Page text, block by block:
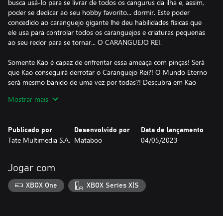
busca usá-lo para se livrar de todos os cangurus da ilha e, assim,
poder se dedicar ao seu hobby favorito... dormir. Este poder
concedido ao caranguejo gigante lhe deu habilidades físicas que
ele usa para controlar todos os caranguejos e criaturas pequenas
ao seu redor para se tornar... O CARANGUEJO REI.
Somente Kao é capaz de enfrentar essa ameaça com pinças! Será
que Kao conseguirá derrotar o Caranguejo Rei?! O Mundo Eterno
será mesmo banido de uma vez por todas?! Descubra em Kao
Mostrar mais
Publicado por
Tate Multimedia S.A.
Desenvolvido por
Mataboo
Data de lançamento
04/05/2023
Jogar com
XBOX One XBOX Series X|S